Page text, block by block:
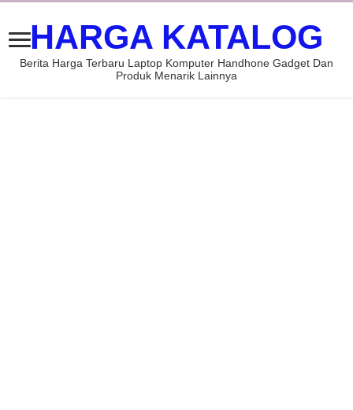
HARGA KATALOG
Berita Harga Terbaru Laptop Komputer Handhone Gadget Dan
Produk Menarik Lainnya